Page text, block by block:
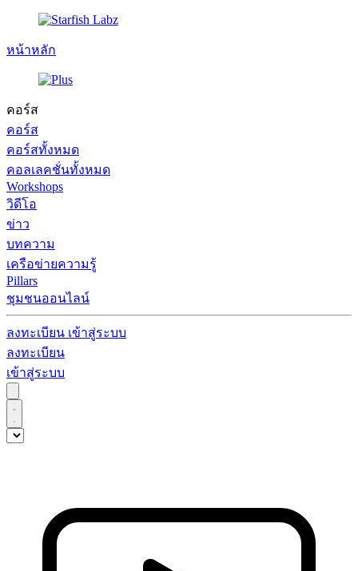
หน้าหลัก
คอร์ส
คอร์ส
คอร์สทั้งหมด
คอลเลคชั่นทั้งหมด
Workshops
วิดีโอ
ข่าว
บทความ
เครือข่ายความรู้
Pillars
ชุมชนออนไลน์
ลงทะเบียน เข้าสู่ระบบ
ลงทะเบียน
เข้าสู่ระบบ